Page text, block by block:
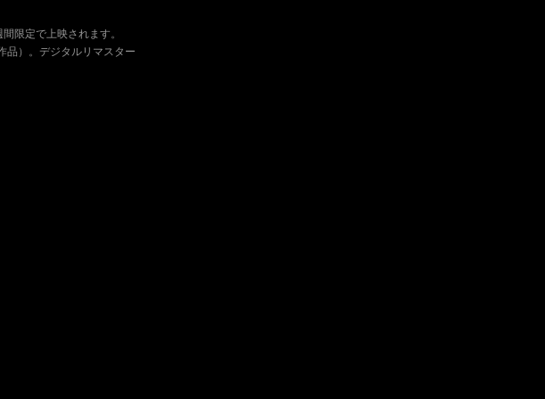
限定で上映されます。
品）。デジタルリマスター